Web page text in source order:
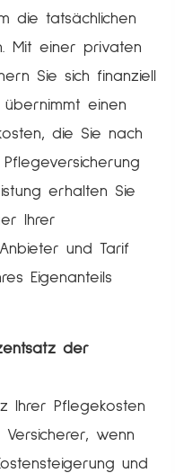
die tatsächlichen
Mit einer privaten
Sie sich finanziell
einen
die Sie nach
erhalten Sie
Ihrer
und Tarif
Eigenanteils
der
Ihrer Pflegekosten
wenn
und